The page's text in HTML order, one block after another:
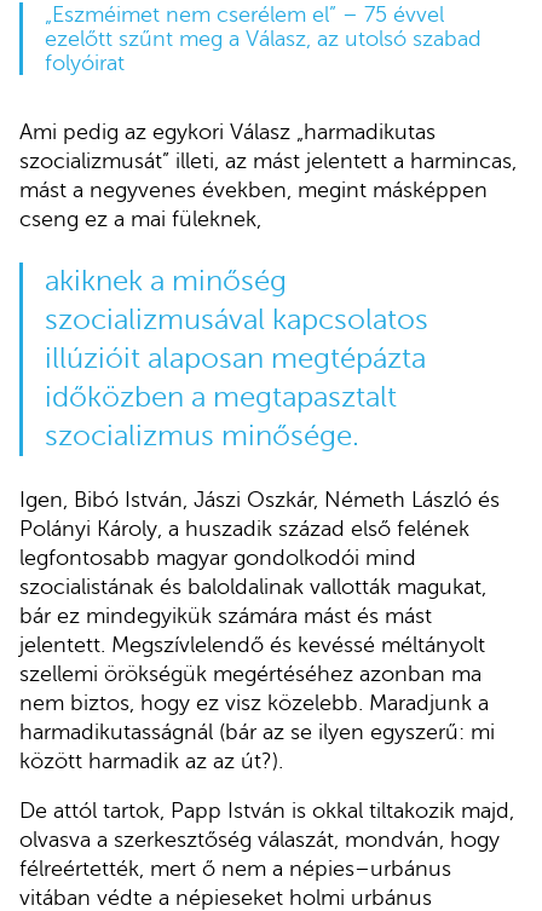
„Eszméimet nem cserélem el” – 75 évvel
ezelőtt szűnt meg a Válasz, az utolsó szabad
folyóirat
Ami pedig az egykori Válasz „harmadikutas
szocializmusát” illeti, az mást jelentett a harmincas,
mást a negyvenes években, megint másképpen
cseng ez a mai füleknek,
akiknek a minőség
szocializmusával kapcsolatos
illúzióit alaposan megtépázta
időközben a megtapasztalt
szocializmus minősége.
Igen, Bibó István, Jászi Oszkár, Németh László és
Polányi Károly, a huszadik század első felének
legfontosabb magyar gondolkodói mind
szocialistának és baloldalinak vallották magukat,
bár ez mindegyikük számára mást és mást
jelentett. Megszívlelendő és kevéssé méltányolt
szellemi örökségük megértéséhez azonban ma
nem biztos, hogy ez visz közelebb. Maradjunk a
harmadikutasságnál (bár az se ilyen egyszerű: mi
között harmadik az az út?).
De attól tartok, Papp István is okkal tiltakozik majd,
olvasva a szerkesztőség válaszát, mondván, hogy
félreértették, mert ő nem a népies–urbánus
vitában védte a népieseket holmi urbánus